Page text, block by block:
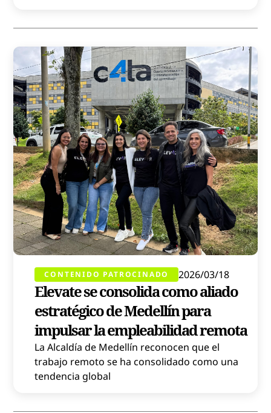
CONTENIDO PATROCINADO 2026/03/18
Elevate se consolida como aliado
estratégico de Medellín para
impulsar la empleabilidad remota
La Alcaldía de Medellín reconocen que el
trabajo remoto se ha consolidado como una
tendencia global